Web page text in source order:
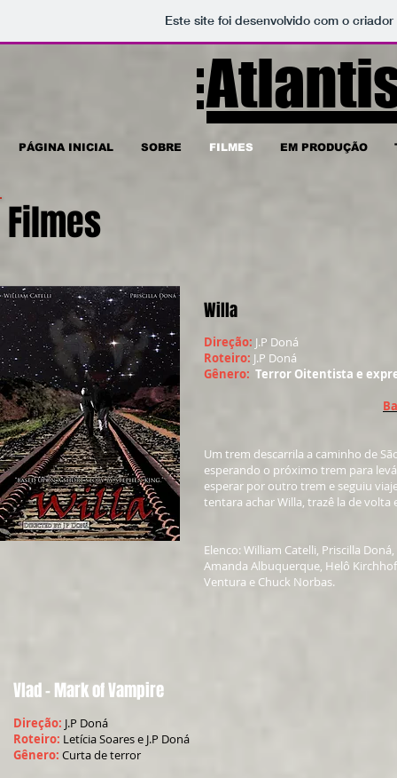
Este site foi desenvolvido com o
PÁGINA INICIAL SOBRE FILMES EM PRODUÇÃO
Filmes
Willa
Direção: J.P Doná
Roteiro: J.P Doná
Gênero: Terror Oitentista e
Um trem descarrila a caminho de
esperando o próximo trem para
esperar por outro trem e seguiu
tentara achar Willa, trazê la de
Elenco: William Catelli, Priscilla
Amanda Albuquerque, Helô
Ventura e Chuck Norbas.
Vlad - Mark of Vampire
Direção: J.P Doná
Roteiro: Letícia Soares e J.P Doná
Gênero: Curta de terror